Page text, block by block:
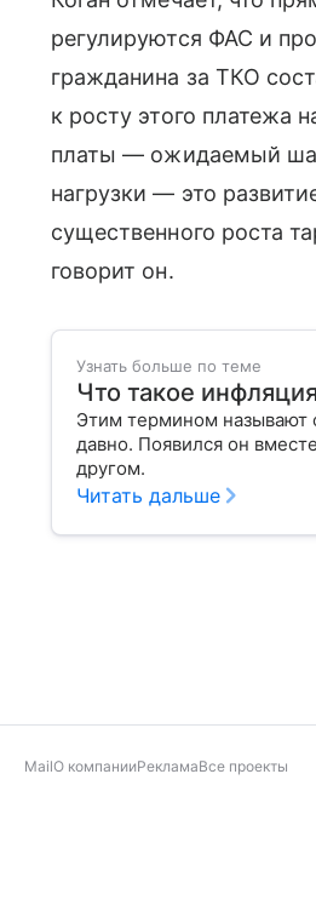
регулируются ФАС и
гражданина за ТКО
к росту этого платежа
платы — ожидаемый
нагрузки — это
существенного роста
говорит он.
Узнать больше по теме
Что такое
Этим термином называют
давно. Появился он
другом.
Читать дальше
MailО компанииРекламаВсе проекты